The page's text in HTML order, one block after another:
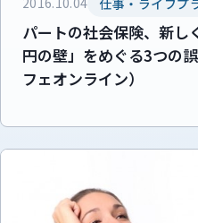
パートの社会保険、新し
円の壁」をめぐる3つの
フェオンライン）